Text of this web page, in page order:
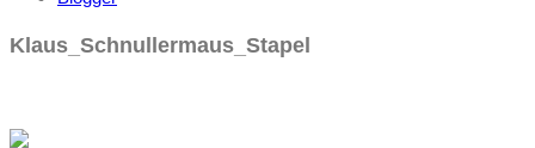
Klaus_Schnullermaus_Stapel